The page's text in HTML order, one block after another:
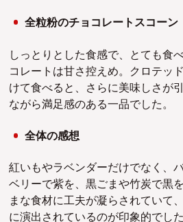
全粒粉のチョコレートスコーン
しっとりとした食感で、とても食
コレートは甘さ控えめ。クロテッ
けて食べると、さらに美味しさが
ながら満足感のある一品でした。
全体の感想
紅いもやラベンダーだけでなく、
ベリーで紫を、黒ごまや竹炭で黒
まな食材に工夫が凝らされていて
に演出されているのが印象的でし